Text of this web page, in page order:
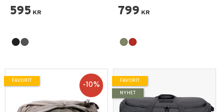
595 KR 799 KR
10%
FAVORIT FAVORIT
NYHET